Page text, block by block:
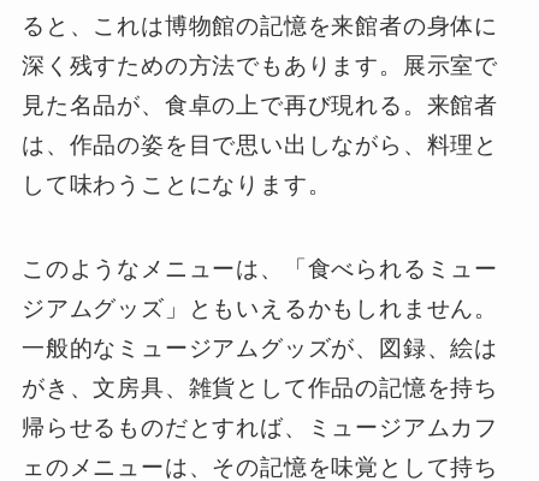
ると、これは博物館の記憶を来館者の身体に
深く残すための方法でもあります。展示室で
見た名品が、食卓の上で再び現れる。来館者
は、作品の姿を目で思い出しながら、料理と
して味わうことになります。
このようなメニューは、「食べられるミュー
ジアムグッズ」ともいえるかもしれません。
一般的なミュージアムグッズが、図録、絵は
がき、文房具、雑貨として作品の記憶を持ち
帰らせるものだとすれば、ミュージアムカフ
ェのメニューは、その記憶を味覚として持ち